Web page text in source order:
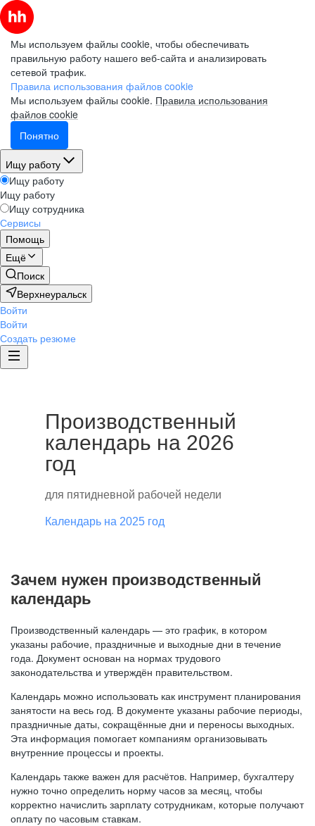
Мы используем файлы cookie, чтобы обеспечивать
правильную работу нашего веб-сайта и анализировать
сетевой трафик.
Правила использования файлов cookie
Мы используем файлы cookie. Правила использования
файлов cookie
Понятно
Ищу работу
Ищу работу
Ищу работу
Ищу сотрудника
Сервисы
Помощь
Ещё
Поиск
Верхнеуральск
Войти
Войти
Создать резюме
Производственный
календарь на 2026
год
для пятидневной рабочей недели
Календарь на 2025 год
Зачем нужен производственный
календарь
Производственный календарь — это график, в котором
указаны рабочие, праздничные и выходные дни в течение
года. Документ основан на нормах трудового
законодательства и утверждён правительством.
Календарь можно использовать как инструмент планирования
занятости на весь год. В документе указаны рабочие периоды,
праздничные даты, сокращённые дни и переносы выходных.
Эта информация помогает компаниям организовывать
внутренние процессы и проекты.
Календарь также важен для расчётов. Например, бухгалтеру
нужно точно определить норму часов за месяц, чтобы
корректно начислить зарплату сотрудникам, которые получают
оплату по часовым ставкам.